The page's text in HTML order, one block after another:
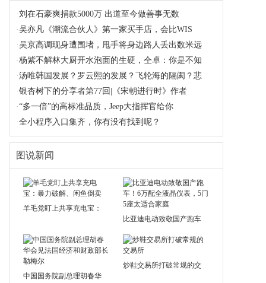
·刘在石豪爽捐款5000万 出道至今做善事无数
·吴亦凡《潮流合伙人》第一家买手店，会比WIS
·吴京高调现身遭围堵，甩手将身边路人丢出数米远
·杨紫不解林大厨开水泡面的生硬，仝卓：你是不知
·汤唯韩国发展？罗云熙的发展？飞轮海的隔阂？悲
·银杏树下的分享者第77回|《宋朝进行时》作者
·“多一倍”的高标准品质，Jeep大指挥官给你
·全小程序入口集齐，你有没有找到呢？
图说新闻
羊毛党盯上共享充电宝：
比亚迪电动致敬国产跑车
中国国务院副总理胡春华
炒鞋交易所打破常规的交